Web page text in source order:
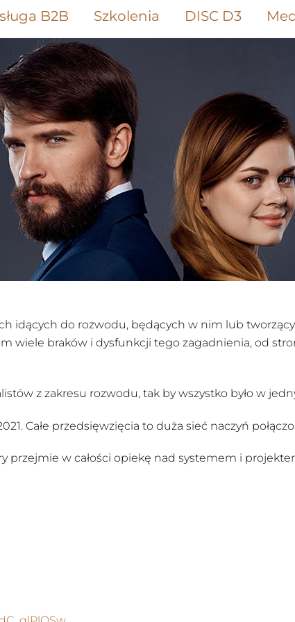
B2B Szkolenia DISC D3
idących do rozwodu, będących w nim lub
wiele braków i dysfunkcji tego zagadnienia, od
z zakresu rozwodu, tak by wszystko było w
Całe przedsięwzięcia to duża sieć naczyń
przejmie w całości opiekę nad systemem i